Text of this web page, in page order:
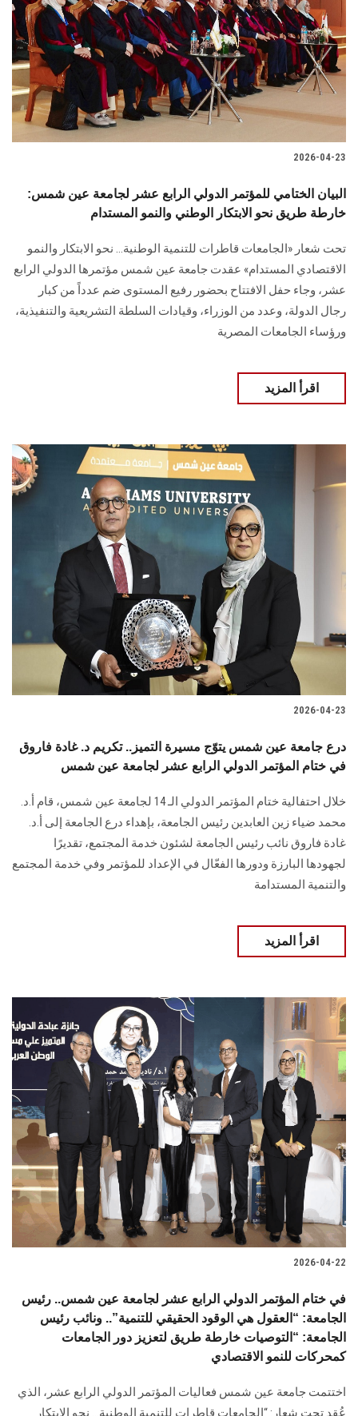
2026-04-23
البيان الختامي للمؤتمر الدولي الرابع عشر لجامعة عين شمس:
خارطة طريق نحو الابتكار الوطني والنمو المستدام
تحت شعار «الجامعات قاطرات للتنمية الوطنية… نحو الابتكار والنمو
الاقتصادي المستدام» عقدت جامعة عين شمس مؤتمرها الدولي الرابع
عشر، وجاء حفل الافتتاح بحضور رفيع المستوى ضم عدداً من كبار
رجال الدولة، وعدد من الوزراء، وقيادات السلطة التشريعية والتنفيذية،
ورؤساء الجامعات المصرية
اقرأ المزيد
2026-04-23
درع جامعة عين شمس يتوّج مسيرة التميز.. تكريم د. غادة فاروق
في ختام المؤتمر الدولي الرابع عشر لجامعة عين شمس
خلال احتفالية ختام المؤتمر الدولي الـ 14 لجامعة عين شمس، قام أ.د.
محمد ضياء زين العابدين رئيس الجامعة، بإهداء درع الجامعة إلى أ.د.
غادة فاروق نائب رئيس الجامعة لشئون خدمة المجتمع، تقديرًا
لجهودها البارزة ودورها الفعّال في الإعداد للمؤتمر وفي خدمة المجتمع
والتنمية المستدامة
اقرأ المزيد
2026-04-22
في ختام المؤتمر الدولي الرابع عشر لجامعة عين شمس.. رئيس
الجامعة: “العقول هي الوقود الحقيقي للتنمية”.. ونائب رئيس
الجامعة: “التوصيات خارطة طريق لتعزيز دور الجامعات
كمحركات للنمو الاقتصادي
اختتمت جامعة عين شمس فعاليات المؤتمر الدولي الرابع عشر، الذي
عُقد تحت شعار: “الجامعات قاطرات للتنمية الوطنية… نحو الابتكار